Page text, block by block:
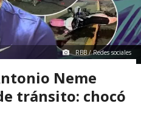
RBB / Redes sociales
Neme
tránsito: chocó